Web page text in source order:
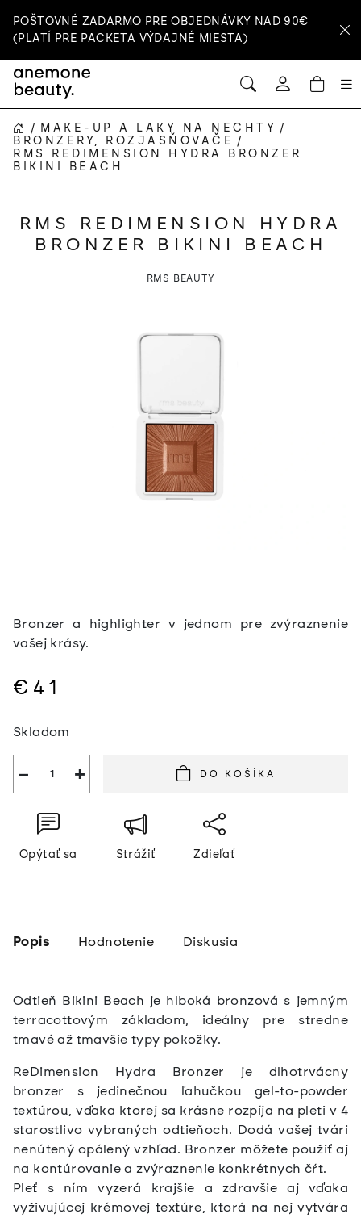
na
obsah
POŠTOVNÉ ZADARMO PRE OBJEDNÁVKY NAD 90€
(PLATÍ PRE PACKETA VÝDAJNÉ MIESTA)
HĽADAŤ
Prihlásenie
DOMOV
/ MAKE-UP A LAKY NA NECHTY /
BRONZERY, ROZJASŇOVAČE /
RMS REDIMENSION HYDRA BRONZER
BIKINI BEACH
Bronzer a highlighter v jednom pre zvýraznenie
vašej krásy.
€41
cena:
Skladom
+
− DO KOŠÍKA
Opýtať sa Strážiť Zdieľať
RMS REDIMENSION HYDRA
BRONZER BIKINI BEACH
RMS BEAUTY
Popis Hodnotenie Diskusia
Odtieň Bikini Beach je hlboká bronzová s jemným
terracottovým základom, ideálny pre stredne
tmavé až tmavšie typy pokožky.
ReDimension Hydra Bronzer je dlhotrvácny
bronzer s jedinečnou ľahučkou gel-to-powder
textúrou, vďaka ktorej sa krásne rozpíja na pleti v 4
starostlivo vybraných odtieňoch. Dodá vašej tvári
nenútený opálený vzhľad. Bronzer môžete použiť aj
na kontúrovanie a zvýraznenie konkrétnych čŕt.
Pleť s ním vyzerá krajšie a zdravšie aj vďaka
vyživujúcej krémovej textúre, ktorá na nej vytvára